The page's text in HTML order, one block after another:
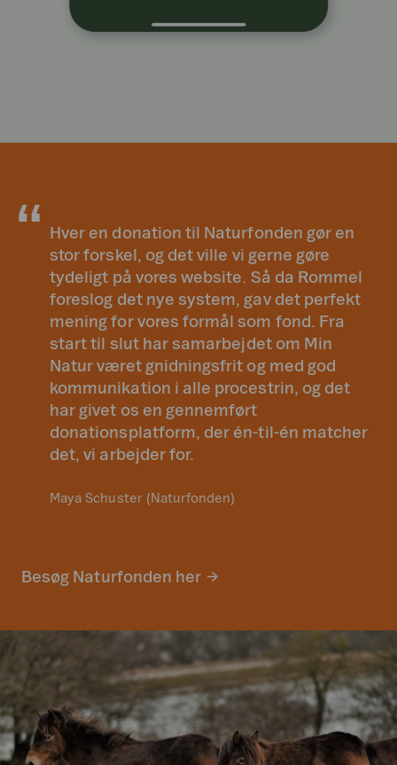
Hver en donation til Naturfonden gør en
stor forskel, og det ville vi gerne gøre
tydeligt på vores website. Så da Rommel
foreslog det nye system, gav det perfekt
mening for vores formål som fond. Fra
start til slut har samarbejdet om Min
Natur været gnidningsfrit og med god
kommunikation i alle procestrin, og det
har givet os en gennemført
donationsplatform, der én-til-én matcher
det, vi arbejder for.
Maya Schuster (Naturfonden)
Besøg Naturfonden her